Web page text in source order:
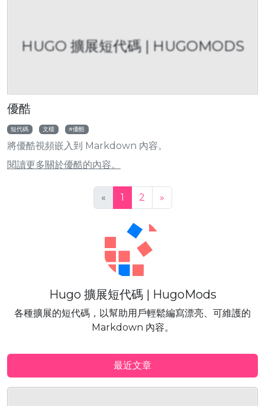
HUGO 擴展短代碼 | HUGOMODS
優酷
短代碼 文檔 優酷
將優酷視頻嵌入到 Markdown 內容。
閱讀更多關於優酷的內容。
« 1 2 »
Hugo 擴展短代碼 | HugoMods
各種擴展的短代碼，以幫助用戶輕鬆編寫漂亮、可維護的
Markdown 內容。
最近文章